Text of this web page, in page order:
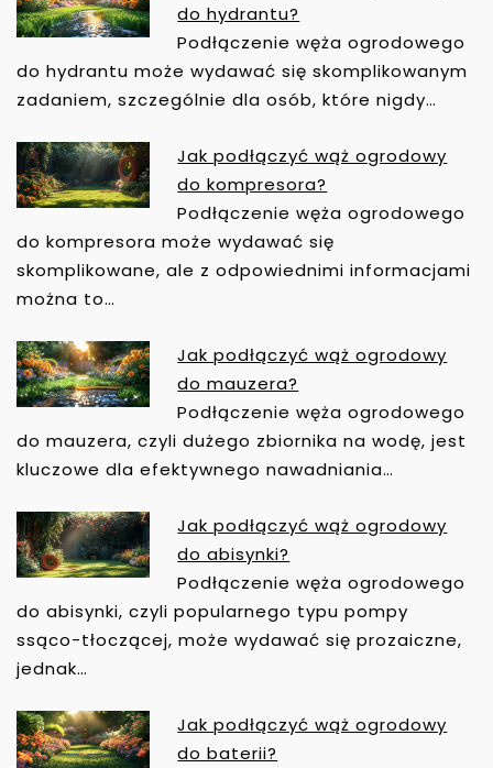
do hydrantu?
Podłączenie węża ogrodowego
do hydrantu może wydawać się skomplikowanym
zadaniem, szczególnie dla osób, które nigdy…
Jak podłączyć wąż ogrodowy
do kompresora?
Podłączenie węża ogrodowego
do kompresora może wydawać się
skomplikowane, ale z odpowiednimi informacjami
można to…
Jak podłączyć wąż ogrodowy
do mauzera?
Podłączenie węża ogrodowego
do mauzera, czyli dużego zbiornika na wodę, jest
kluczowe dla efektywnego nawadniania…
Jak podłączyć wąż ogrodowy
do abisynki?
Podłączenie węża ogrodowego
do abisynki, czyli popularnego typu pompy
ssąco-tłoczącej, może wydawać się prozaiczne,
jednak…
Jak podłączyć wąż ogrodowy
do baterii?
N
A
W
I
A
C
J
W
P
I
S
U